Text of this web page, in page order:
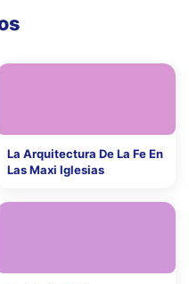
La Arquitectura De La Fe En
Las Maxi Iglesias